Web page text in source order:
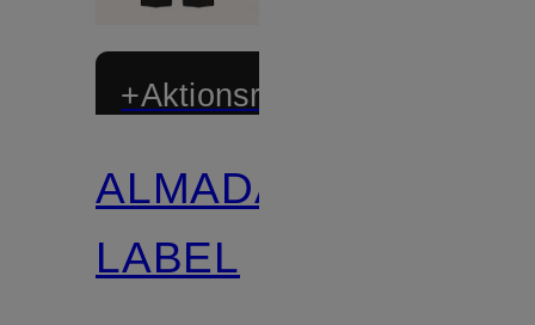
+Aktionsrabatt
ALMADA
LABEL